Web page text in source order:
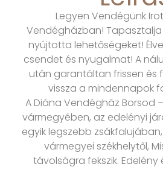
Legyen Vendégünk
Vendégházban!
nyújtotta lehetőségeket!
csendet és nyugalmat! A
után garantáltan frissen és
vissza a mindennapok
A Diána Vendégház Borsod
vármegyében, az edelényi
egyik legszebb
vármegyei székhelytől,
távolságra fekszik. Edelény